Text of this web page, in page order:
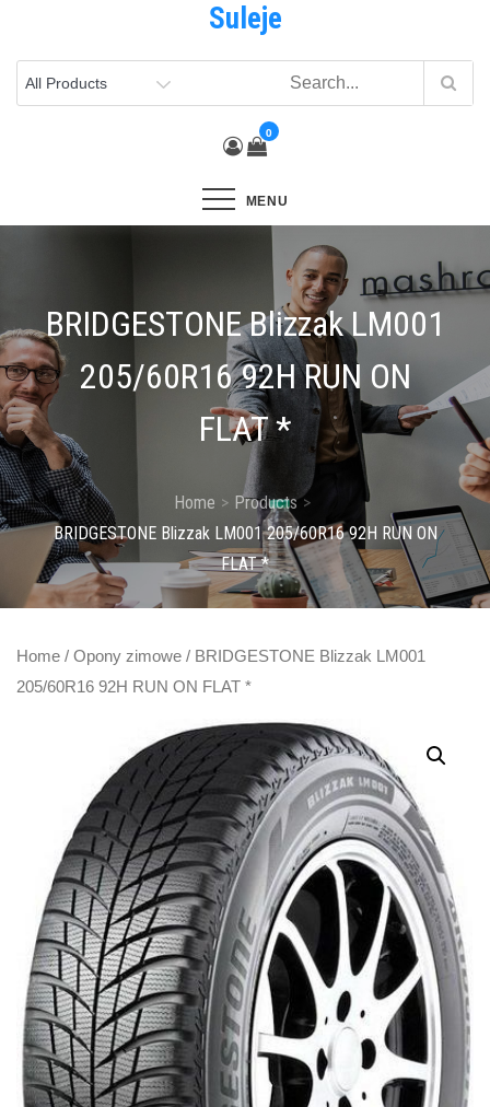
content
Suleje
0
MENU
BRIDGESTONE Blizzak LM001
205/60R16 92H RUN ON
FLAT *
Home
Products
BRIDGESTONE Blizzak LM001 205/60R16 92H RUN ON
FLAT *
Home / Opony zimowe / BRIDGESTONE Blizzak LM001
205/60R16 92H RUN ON FLAT *